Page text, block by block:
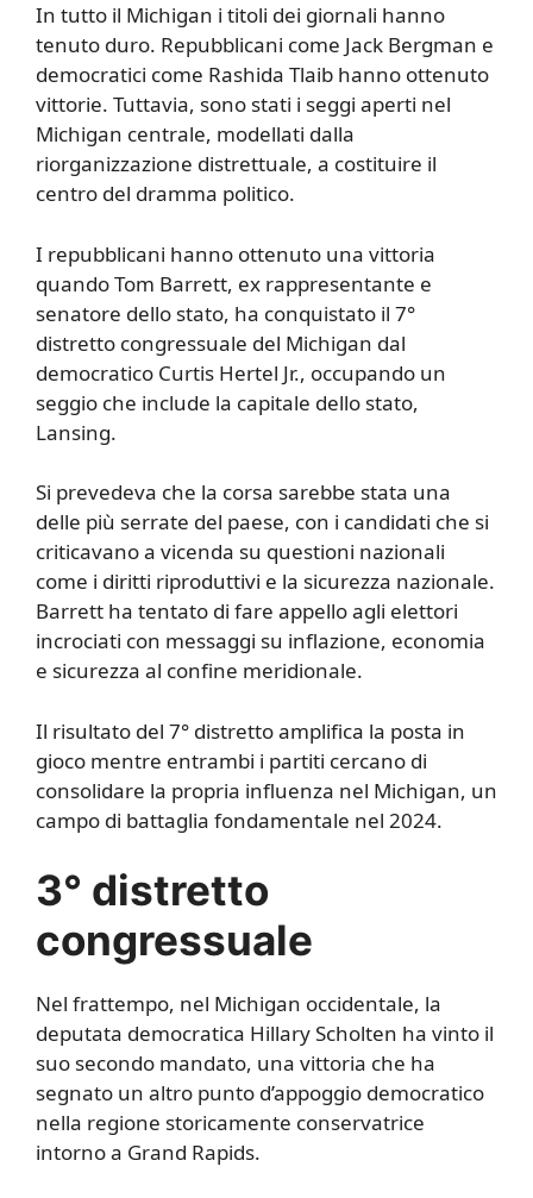
In tutto il Michigan i titoli dei giornali hanno
tenuto duro. Repubblicani come Jack Bergman e
democratici come Rashida Tlaib hanno ottenuto
vittorie. Tuttavia, sono stati i seggi aperti nel
Michigan centrale, modellati dalla
riorganizzazione distrettuale, a costituire il
centro del dramma politico.
I repubblicani hanno ottenuto una vittoria
quando Tom Barrett, ex rappresentante e
senatore dello stato, ha conquistato il 7°
distretto congressuale del Michigan dal
democratico Curtis Hertel Jr., occupando un
seggio che include la capitale dello stato,
Lansing.
Si prevedeva che la corsa sarebbe stata una
delle più serrate del paese, con i candidati che si
criticavano a vicenda su questioni nazionali
come i diritti riproduttivi e la sicurezza nazionale.
Barrett ha tentato di fare appello agli elettori
incrociati con messaggi su inflazione, economia
e sicurezza al confine meridionale.
Il risultato del 7° distretto amplifica la posta in
gioco mentre entrambi i partiti cercano di
consolidare la propria influenza nel Michigan, un
campo di battaglia fondamentale nel 2024.
3° distretto
congressuale
Nel frattempo, nel Michigan occidentale, la
deputata democratica Hillary Scholten ha vinto il
suo secondo mandato, una vittoria che ha
segnato un altro punto d’appoggio democratico
nella regione storicamente conservatrice
intorno a Grand Rapids.